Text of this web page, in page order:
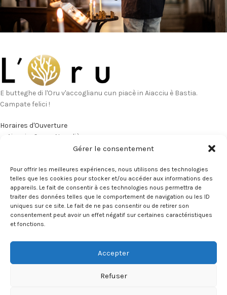
Gérer le consentement
Pour offrir les meilleures expériences, nous utilisons des technologies
telles que les cookies pour stocker et/ou accéder aux informations des
appareils. Le fait de consentir à ces technologies nous permettra de
traiter des données telles que le comportement de navigation ou les ID
uniques sur ce site. Le fait de ne pas consentir ou de retirer son
consentement peut avoir un effet négatif sur certaines caractéristiques
et fonctions.
Accepter
Refuser
E butteghe di l'Oru v'accoglianu cun piacè in Aiacciu è Bastia.
Campate felici !
Horaires d'Ouverture
Aiacciu, Corsu Napuliò
Bastia, Stretta Campinchi
Email : contact@loru.corsica
ULTIMI ARTICULI
NOS BOUTIQUES